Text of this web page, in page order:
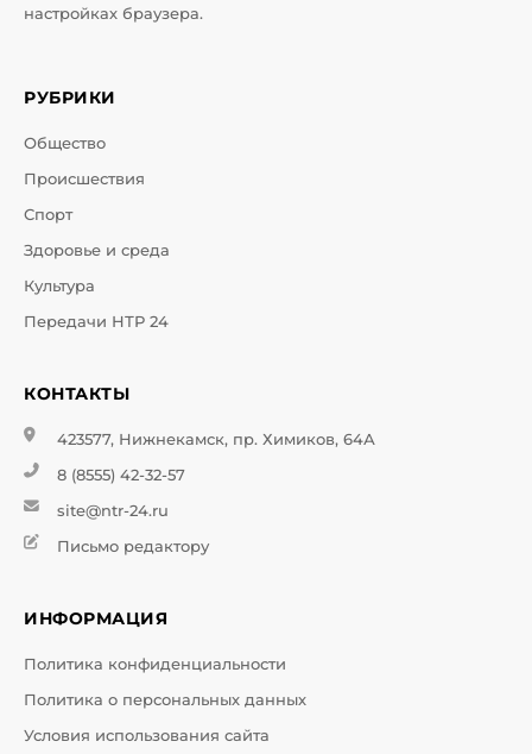
настройках браузера.
РУБРИКИ
Общество
Происшествия
Спорт
Здоровье и среда
Культура
Передачи НТР 24
КОНТАКТЫ
423577, Нижнекамск, пр. Химиков, 64А
8 (8555) 42-32-57
site@ntr-24.ru
Письмо редактору
ИНФОРМАЦИЯ
Политика конфиденциальности
Политика о персональных данных
Условия использования сайта